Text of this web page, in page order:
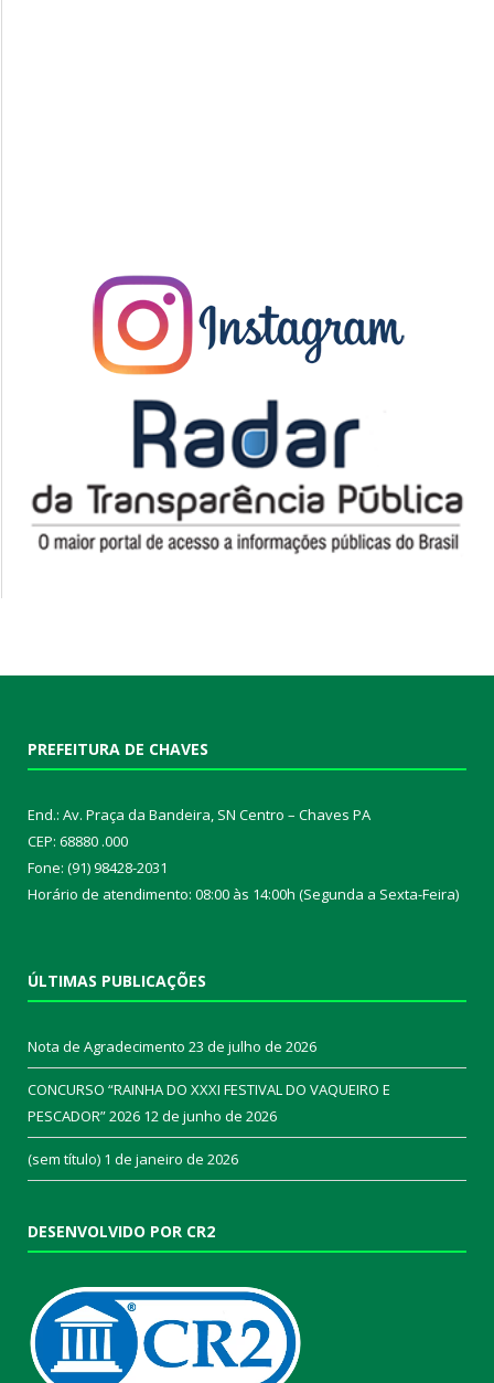
PREFEITURA DE CHAVES
End.: Av. Praça da Bandeira, SN Centro – Chaves PA
CEP: 68880 .000
Fone: (91) 98428-2031
Horário de atendimento: 08:00 às 14:00h (Segunda a Sexta-Feira)
ÚLTIMAS PUBLICAÇÕES
Nota de Agradecimento 23 de julho de 2026
CONCURSO “RAINHA DO XXXI FESTIVAL DO VAQUEIRO E
PESCADOR” 2026 12 de junho de 2026
(sem título) 1 de janeiro de 2026
DESENVOLVIDO POR CR2